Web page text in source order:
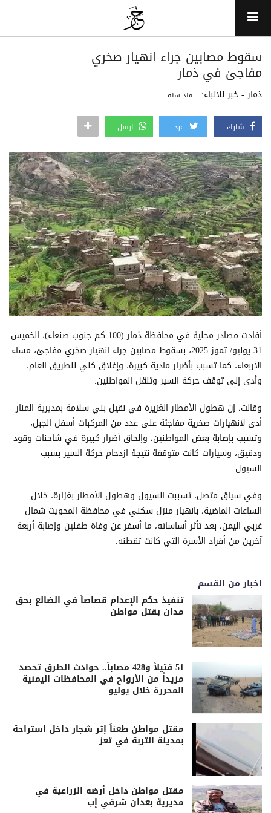
سقوط مصابين جراء انهيار صخري
مفاجئ في ذمار
ذمار - خبر للأنباء: منذ سنة
شارك غرد ارسل
أفادت مصادر محلية في محافظة ذمار (100 كم جنوب صنعاء)، الخميس
31 يوليو/ تموز 2025، بسقوط مصابين جراء انهيار صخري مفاجئ، مساء
الأربعاء، كما تسبب بأضرار مادية كبيرة، وإغلاق كلي للطريق العام،
وأدى إلى توقف حركة السير وتنقل المواطنين.
وقالت، إن هطول الأمطار الغزيرة في نقيل بني سلامة بمديرية المنار
أدى لانهيارات صخرية مفاجئة على عدد من المركبات أسفل الجبل،
وتسبب بإصابة بعض المواطنين، وإلحاق أضرار كبيرة في شاحنات وقود
ودقيق، وسيارات كانت متوقفة نتيجة ازدحام حركة السير بسبب
السيول.
وفي سياق متصل، تسببت السيول وهطول الأمطار بغزارة، خلال
الساعات الماضية، بانهيار منزل سكني في محافظة المحويت شمال
غربي اليمن، بعد تأثر أساساته، ما أسفر عن وفاة طفلين وإصابة أربعة
آخرين من أفراد الأسرة التي كانت تقطنه.
اخبار من القسم
تنفيذ حكم الإعدام قصاصاً في الضالع بحق
مدان بقتل مواطن
51 قتيلاً و428 مصاباً.. حوادث الطرق تحصد
مزيداً من الأرواح في المحافظات اليمنية
المحررة خلال يوليو
مقتل مواطن طعناً إثر شجار داخل استراحة
بمدينة التربة في تعز
مقتل مواطن داخل أرضه الزراعية في
مديرية بعدان شرقي إب